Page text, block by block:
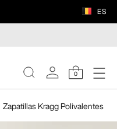
ES
0
Zapatillas Kragg Polivalentes